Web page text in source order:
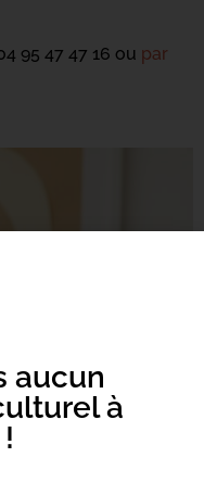
95 47 47 16 ou par
aucun
à